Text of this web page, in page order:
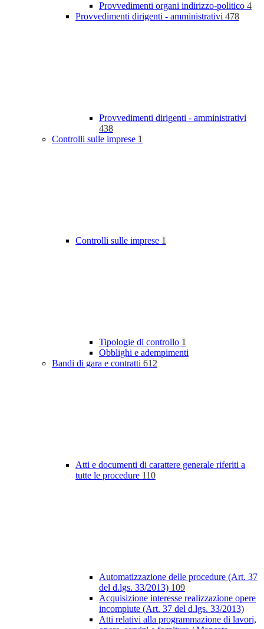
Provvedimenti organi indirizzo-politico 4
Provvedimenti dirigenti - amministrativi 478
Provvedimenti dirigenti - amministrativi
438
Controlli sulle imprese 1
Controlli sulle imprese 1
Tipologie di controllo 1
Obblighi e adempimenti
Bandi di gara e contratti 612
Atti e documenti di carattere generale riferiti a
tutte le procedure 110
Automatizzazione delle procedure (Art. 37
del d.lgs. 33/2013) 109
Acquisizione interesse realizzazione opere
incompiute (Art. 37 del d.lgs. 33/2013)
Atti relativi alla programmazione di lavori,